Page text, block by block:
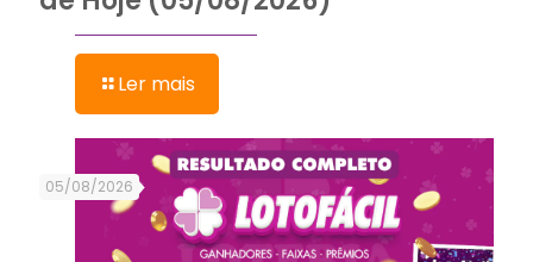
Ler mais
05/08/2026